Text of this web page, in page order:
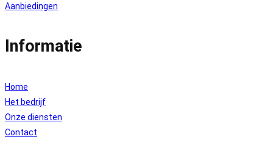
Aanbiedingen
Informatie
Home
Het bedrijf
Onze diensten
Contact